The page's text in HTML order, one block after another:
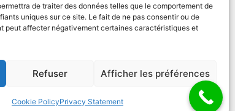
de traiter des données telles que le comportement de
uniques sur ce site. Le fait de ne pas consentir ou de
peut affecter négativement certaines caractéristiques et
Refuser Afficher les préférences
Cookie PolicyPrivacy Statement
données
Pour nous joindre